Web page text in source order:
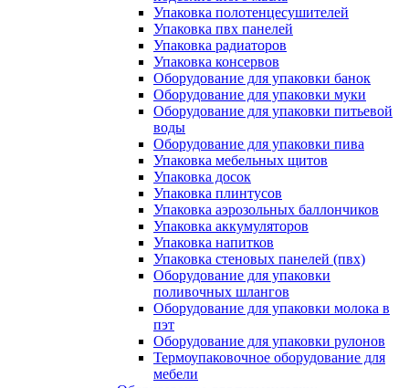
Упаковка полотенцесушителей
Упаковка пвх панелей
Упаковка радиаторов
Упаковка консервов
Оборудование для упаковки банок
Оборудование для упаковки муки
Оборудование для упаковки питьевой
воды
Оборудование для упаковки пива
Упаковка мебельных щитов
Упаковка досок
Упаковка плинтусов
Упаковка аэрозольных баллончиков
Упаковка аккумуляторов
Упаковка напитков
Упаковка стеновых панелей (пвх)
Оборудование для упаковки
поливочных шлангов
Оборудование для упаковки молока в
пэт
Оборудование для упаковки рулонов
Термоупаковочное оборудование для
мебели